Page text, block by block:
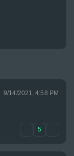
9/14/2021, 4:58 PM
5